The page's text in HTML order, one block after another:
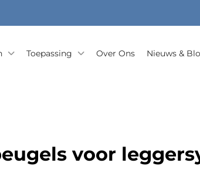
Toepassing Over Ons Nieuws &
voor